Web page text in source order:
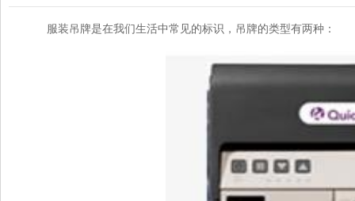
服装吊牌是在我们生活中常见的标识，吊牌的类型有两种：